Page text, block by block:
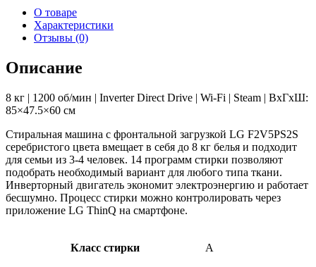
О товаре
Характеристики
Отзывы (0)
Описание
8 кг | 1200 об/мин | Inverter Direct Drive | Wi-Fi | Steam | ВхГхШ:
85×47.5×60 см
Стиральная машина с фронтальной загрузкой LG F2V5PS2S
серебристого цвета вмещает в себя до 8 кг белья и подходит
для семьи из 3-4 человек. 14 программ стирки позволяют
подобрать необходимый вариант для любого типа ткани.
Инверторный двигатель экономит электроэнергию и работает
бесшумно. Процесс стирки можно контролировать через
приложение LG ThinQ на смартфоне.
Класс стирки A